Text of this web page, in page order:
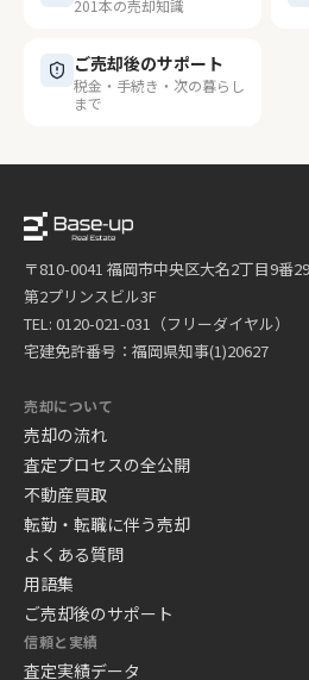
201本の売却知識
ご売却後のサポート
税金・手続き・次の暮らし
まで
〒810-0041 福岡市中央区大名2丁目9番
第2プリンスビル3F
TEL: 0120-021-031（フリーダイヤル）
宅建免許番号：福岡県知事(1)20627
売却について
売却の流れ
査定プロセスの全公開
不動産買取
転勤・転職に伴う売却
よくある質問
用語集
ご売却後のサポート
信頼と実績
査定実績データ